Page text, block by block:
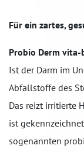
Für ein zartes,
Probio Derm vita-
Ist der Darm im
Abfallstoffe des
Das reizt irritierte
ist
sogenannten